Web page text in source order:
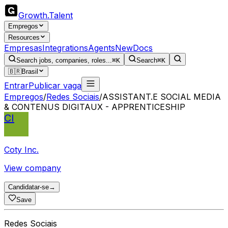
Growth.Talent
Empregos
Resources
EmpresasIntegrationsAgentsNewDocs
Search jobs, companies, roles...⌘K Search⌘K
🇧🇷Brasil
EntrarPublicar vaga
Empregos/Redes Sociais/ASSISTANT.E SOCIAL MEDIA
& CONTENUS DIGITAUX - APPRENTICESHIP
CI
Coty Inc.
View company
Candidatar-se→
Save
Redes Sociais